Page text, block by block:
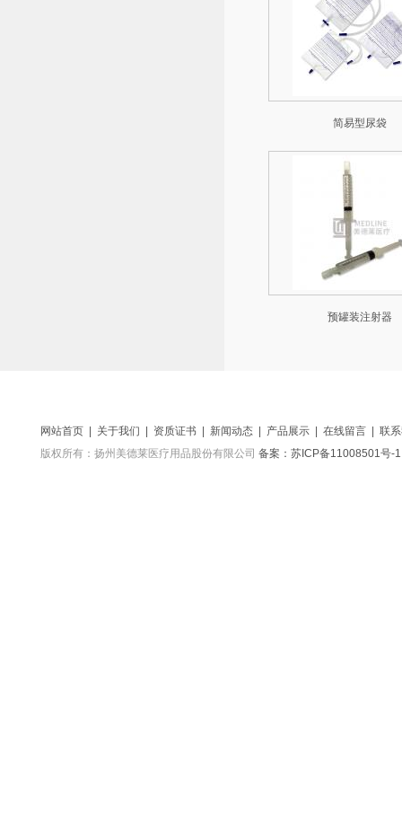
简易型尿袋
预罐装注射器
网站首页 关于我们 资质证书 新闻动态 产品展示 在线留言
联
版权所有：扬州美德莱医疗用品股份有限公司 备案：苏ICP备11008501号-1